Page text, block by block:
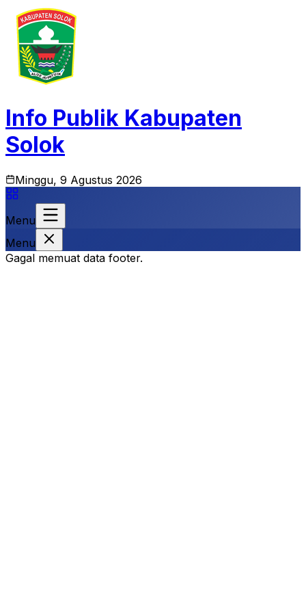
Info Publik Kabupaten
Solok
Minggu, 9 Agustus 2026
Menu
Menu
Gagal memuat data footer.